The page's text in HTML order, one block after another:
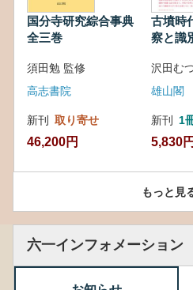
国分寺研究綜合事典
全三巻
須田勉 監修
高志書院
新刊 取り寄せ
46,200円
古墳時
察と識
沢田む
雄山閣
新刊 1
5,830円
もっと見
六一インフォメーション